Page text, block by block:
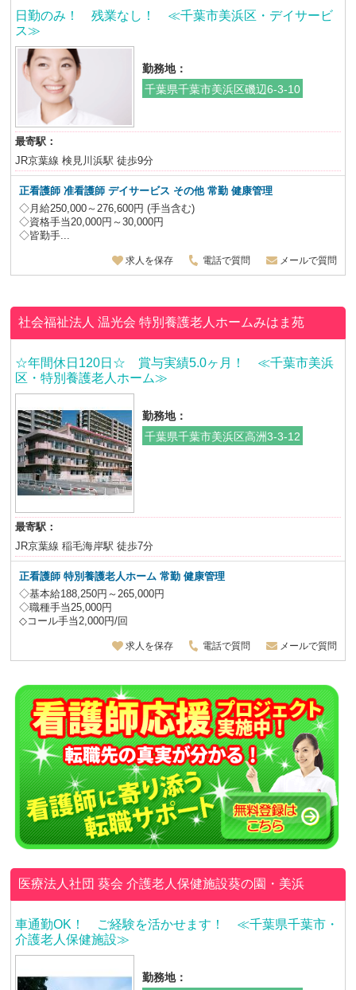
日勤のみ！ 残業なし！ ≪千葉市美浜区・デイサービ
ス≫
勤務地：
千葉県千葉市美浜区磯辺6-3-10
最寄駅：
JR京葉線 検見川浜駅 徒歩9分
正看護師 准看護師 デイサービス その他 常勤 健康管理
◇月給250,000～276,600円 (手当含む)
◇資格手当20,000円～30,000円
◇皆勤手...
求人を保存 電話で質問 メールで質問
社会福祉法人 温光会特別養護老人ホームみはま苑
☆年間休日120日☆ 賞与実績5.0ヶ月！ ≪千葉市美浜
区・特別養護老人ホーム≫
勤務地：
千葉県千葉市美浜区高洲3-3-12
最寄駅：
JR京葉線 稲毛海岸駅 徒歩7分
正看護師 特別養護老人ホーム常勤 健康管理
◇基本給188,250円～265,000円
◇職種手当25,000円
◇コール手当2,000円/回
求人を保存 電話で質問 メールで質問
医療法人社団 葵会介護老人保健施設葵の園・美浜
車通勤OK！ ご経験を活かせます！ ≪千葉県千葉市・
介護老人保健施設≫
勤務地：